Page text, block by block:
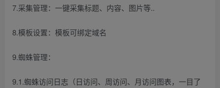
7.采集管理：一键采集标题、内容、图片等..
8.模板设置：模板可绑定域名
9.蜘蛛管理：
9.1.蜘蛛访问日志（日访问、周访问、月访问图表，一目了